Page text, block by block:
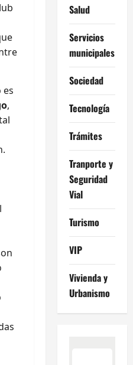
es
,
Salud
Servicios
municipales
Sociedad
Tecnología
Trámites
Tranporte y
Seguridad
Vial
Turismo
VIP
Vivienda y
Urbanismo